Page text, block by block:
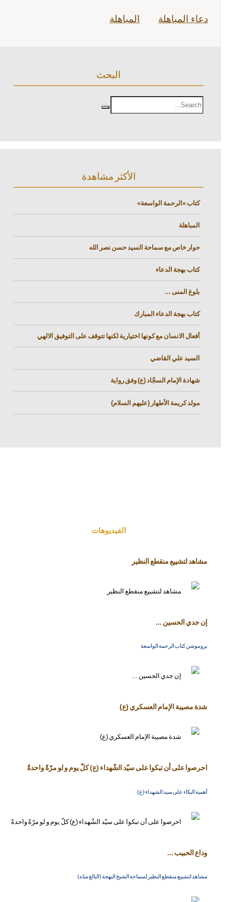
دعاء المباهلة المباهلة
البحث
الأكثر مشاهدة
كتاب «الرحمة الواسعة»
المباهلة
حوار خاص مع سماحة السيد حسن نصر الله
كتاب بهجة الدعاء
بلوغ المنى ...
كتاب بهجة الدعاء المبارك
أفعال الانسان مع كونها اختيارية لكنها تتوقف على التوفيق الالهي
السيد علي القاضي
شهادة الإمام السجّاد (ع) وفق رواية
مولد كريمة الأطهار (عليهم السلام)
الفیدیوهات
مشاهد لتشييع منقطع النظير
إن جدي الحسين ...
بروموشن كتاب الرحمة الواسعة
شدة مصيبة الإمام العسكري (ع)
احرصوا على أن تبكوا على سيّد الشّهداء (ع) كلّ يوم و لو مرّةً واحدةً
أهمية البكاء على سيد الشهداء (ع)
وداع الحبيب ...
مشاهد لتشييع منقطع النظير لسماحة الشيخ البهجة (البالغ مناه)